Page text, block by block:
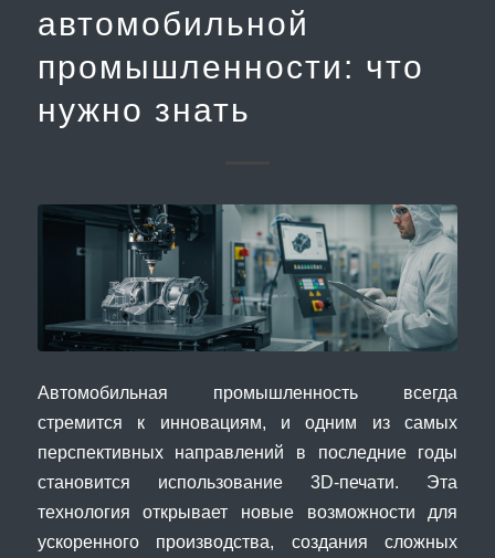
автомобильной
промышленности: что
нужно знать
Автомобильная промышленность всегда
стремится к инновациям, и одним из самых
перспективных направлений в последние годы
становится использование 3D-печати. Эта
технология открывает новые возможности для
ускоренного производства, создания сложных